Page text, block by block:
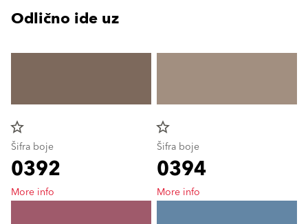
Odlično ide uz
star_border
Šifra boje
0392
More info
star_border
Šifra boje
0394
More info